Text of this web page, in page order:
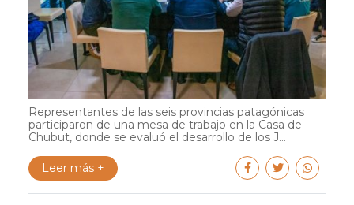
Representantes de las seis provincias patagónicas
participaron de una mesa de trabajo en la Casa de
Chubut, donde se evaluó el desarrollo de los J...
Leer más +